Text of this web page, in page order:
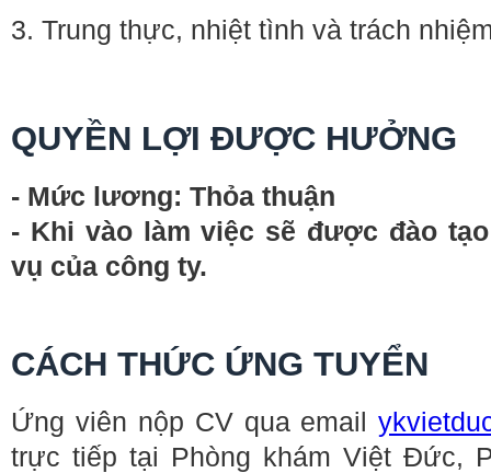
3. Trung thực, nhiệt tình và trách
QUYỀN LỢI ĐƯỢC HƯỞNG
- Mức lương: Thỏa thuận
- Khi vào làm việc sẽ được đào
vụ của công ty.
CÁCH THỨC ỨNG TUYỂN
Ứng viên nộp CV qua email
trực tiếp tại Phòng khám Việt Đức,